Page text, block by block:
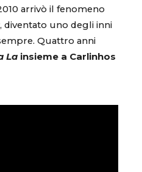
arrivò il fenomeno
, diventato uno degli inni
Quattro anni
La insieme a Carlinhos